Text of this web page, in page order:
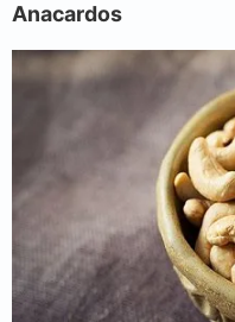
Anacardos